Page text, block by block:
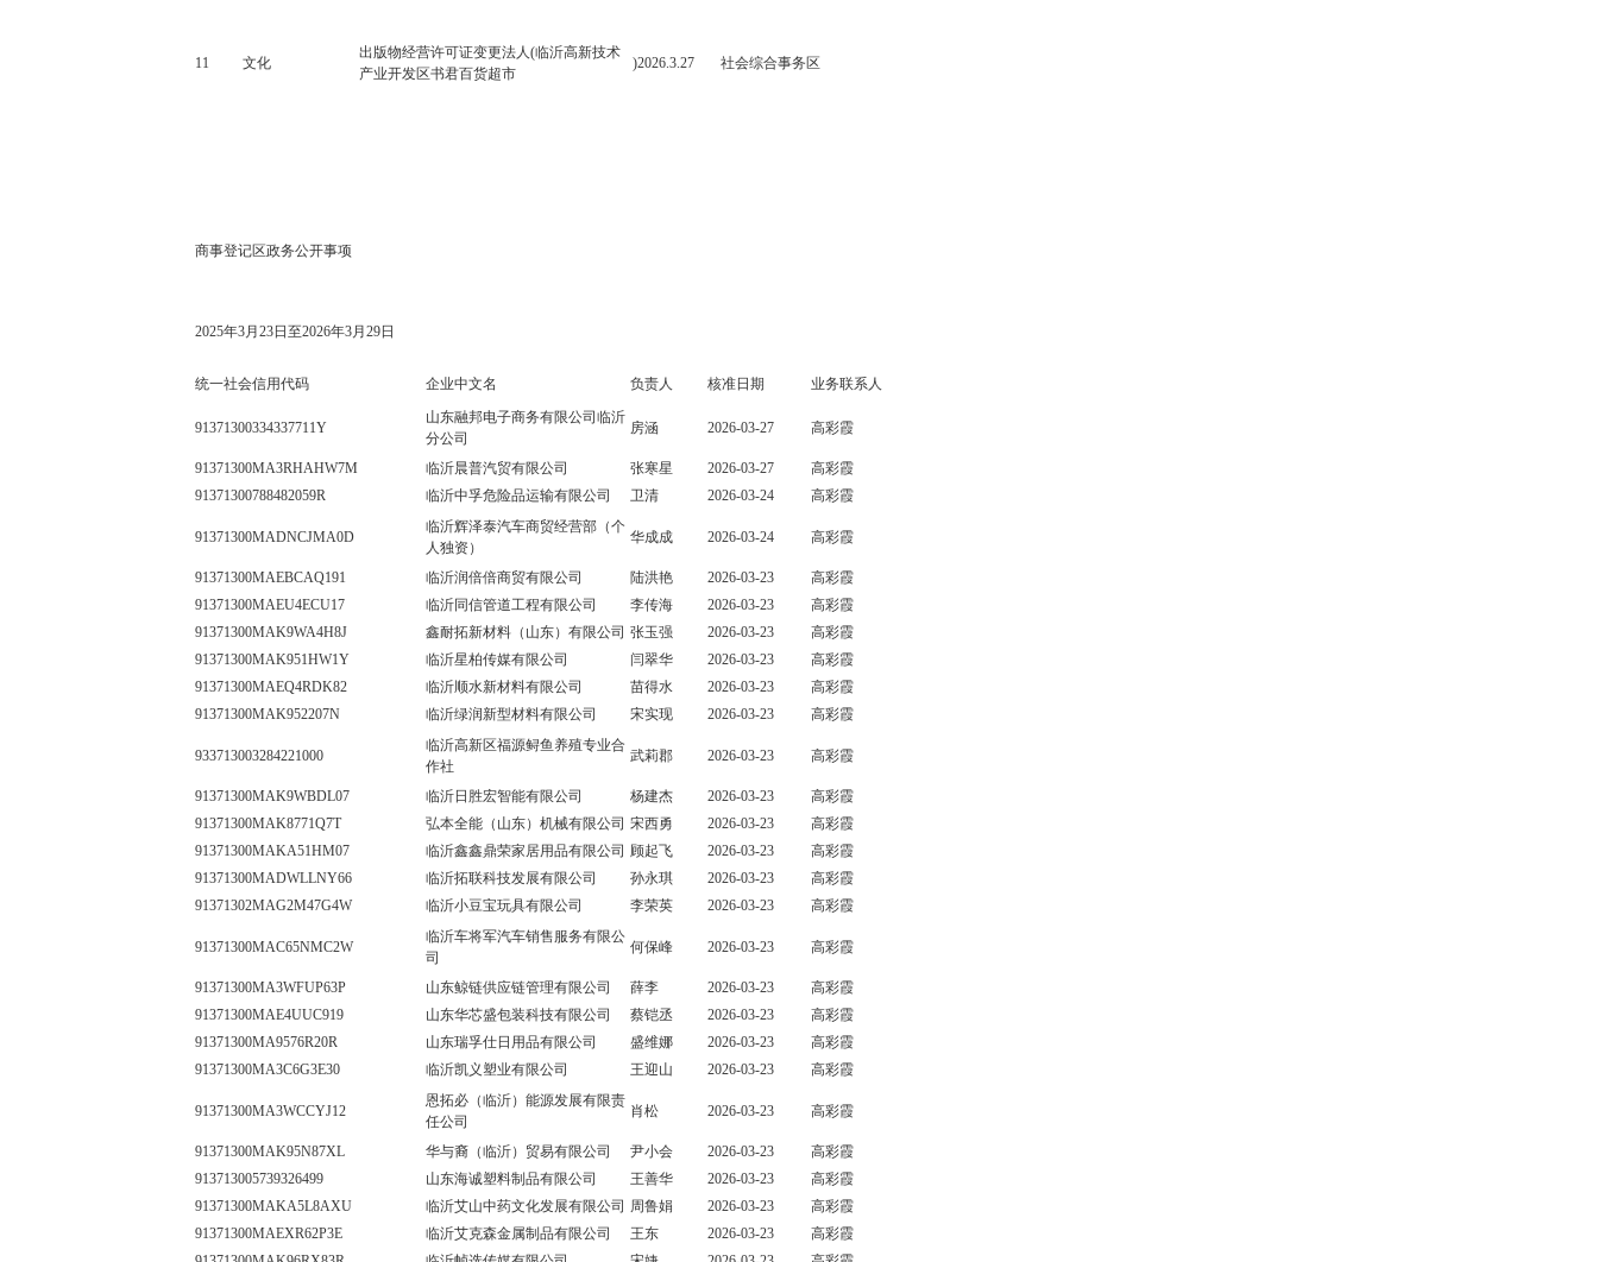
11 文化
出版物经营许可证变更法人(临沂高新技术
产业开发区书君百货超市
)2026.3.27 社会综合事务区
商事登记区政务公开事项
2025年3月 23日至2026年3月 29日
统一社会信用代码 企业中文名 负责人 核准日期 业务联系人
91371300334337711Y
山东融邦电子商务有限公司临沂
分公司
房涵 2026-03-27 高彩霞
91371300MA3RHAHW7M 临沂晨普汽贸有限公司 张寒星 2026-03-27
高彩霞
91371300788482059R
临沂中孚危险品运输有限公司 卫清 2026-03-24 高彩霞
91371300MADNCJMA0D
临沂辉泽泰汽车商贸经营部（个
人独资）
华成成 2026-03-24 高彩霞
91371300MAEBCAQ191 临沂润倍倍商贸有限公司 陆洪艳 2026-03-23
高彩霞
91371300MAEU4ECU17
临沂同信管道工程有限公司 李传海 2026-03-23
高彩霞
91371300MAK9WA4H8J
鑫耐拓新材料（山东）有限公司 张玉强 2026-03-23
高彩霞
91371300MAK951HW1Y
临沂星柏传媒有限公司 闫翠华 2026-03-23
高彩霞
91371300MAEQ4RDK82
临沂顺水新材料有限公司 苗得水 2026-03-23
高彩霞
91371300MAK952207N
临沂绿润新型材料有限公司 宋实现 2026-03-23 高彩霞
933713003284221000
临沂高新区福源鲟鱼养殖专业合
作社
武莉郡 2026-03-23 高彩霞
91371300MAK9WBDL07 临沂日胜宏智能有限公司 杨建杰 2026-03-23
高彩霞
91371300MAK8771Q7T
弘本全能（山东）机械有限公司 宋西勇 2026-03-23
高彩霞
91371300MAKA51HM07
临沂鑫鑫鼎荣家居用品有限公司 顾起飞 2026-03-23
高彩霞
91371300MADWLLNY66
临沂拓联科技发展有限公司 孙永琪 2026-03-23
高彩霞
91371302MAG2M47G4W
临沂小豆宝玩具有限公司 李荣英 2026-03-23 高彩霞
91371300MAC65NMC2W
临沂车将军汽车销售服务有限公
司
何保峰 2026-03-23 高彩霞
91371300MA3WFUP63P 山东鲸链供应链管理有限公司 薛李 2026-03-23
高彩霞
91371300MAE4UUC919
山东华芯盛包装科技有限公司 蔡铠丞 2026-03-23
高彩霞
91371300MA9576R20R
山东瑞孚仕日用品有限公司 盛维娜 2026-03-23
高彩霞
91371300MA3C6G3E30
临沂凯义塑业有限公司 王迎山 2026-03-23 高彩霞
91371300MA3WCCYJ12
恩拓必（临沂）能源发展有限责
任公司
肖松 2026-03-23 高彩霞
91371300MAK95N87XL 华与裔（临沂）贸易有限公司 尹小会 2026-03-23
高彩霞
913713005739326499
山东海诚塑料制品有限公司 王善华 2026-03-23
高彩霞
91371300MAKA5L8AXU
临沂艾山中药文化发展有限公司 周鲁娟 2026-03-23
高彩霞
91371300MAEXR62P3E
临沂艾克森金属制品有限公司 王东 2026-03-23
高彩霞